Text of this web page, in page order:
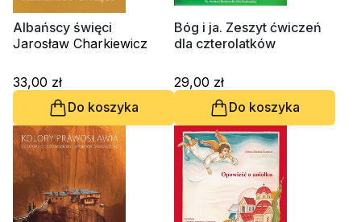
Albańscy święci
Jarosław Charkiewicz
33,00 zł
Do koszyka
Bóg i ja. Zeszyt ćwiczeń
dla czterolatków
29,00 zł
Do koszyka